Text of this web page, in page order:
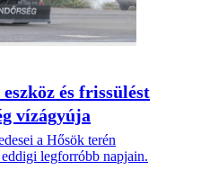
és frissülést
vízágyúja
a Hősök terén
legforróbb napjain.